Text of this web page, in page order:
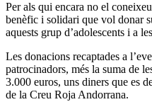
Per als qui encara no el
benèfic i solidari que vol donar
aquests grup d’adolescents i a
Les donacions recaptades a
patrocinadors, més la suma de
3.000 euros, uns diners que es
de la Creu Roja Andorrana.